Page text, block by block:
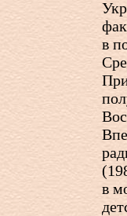
в
в